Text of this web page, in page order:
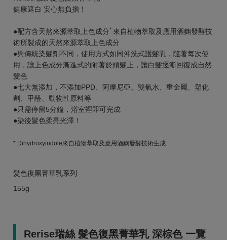
健康遮白 安心無負擔！
●配方含天然來源萃取上色成分* 來自植物萃取及應用酒麴發酵技
術所製成的天然來源萃取上色成分
●與傳統染髮劑不同，使用方式如同沖洗式護髮乳，隨著每次使
用，讓上色成分漸進式的附著於頭髮上，讓白髮逐漸回復成自然
髮色
●七大無添加，不添加PPD、阿摩尼亞、雙氧水、重金屬、塑化
劑、甲醛、動物性原料等
●只需停留5分鐘，浴室裡即可完成
●染後髮色柔亮光澤！
* Dihydroxyindole來自植物萃取及應用酒麴發酵技術生成
髮色復黑菁華乳系列
155g
Rerise瑞絲 髮色復黑菁華乳 深棕色 一覽